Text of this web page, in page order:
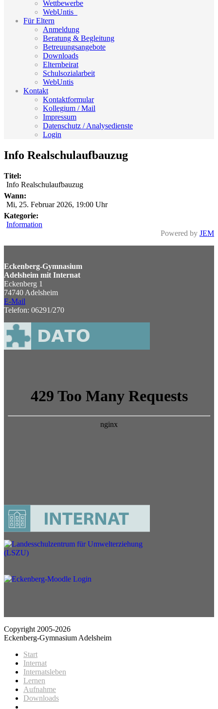
Wettbewerbe
WebUntis_
Für Eltern
Anmeldung
Beratung & Begleitung
Betreuungsangebote
Downloads
Elternbeirat
Schulsozialarbeit
WebUntis
Kontakt
Kontaktformular
Kollegium / Mail
Impressum
Datenschutz / Analysedienste
Login
Info Realschulaufbauzug
Titel:
Info Realschulaufbauzug
Wann:
Mi, 25. Februar 2026, 19:00 Uhr
Kategorie:
Information
Powered by JEM
Eckenberg-Gymnasium
Adelsheim mit Internat
Eckenberg 1
74740 Adelsheim
E-Mail
Telefon: 06291/270
Copyright 2005-2026
Eckenberg-Gymnasium Adelsheim
Start
Internat
Internatsleben
Lernen
Aufnahme
Downloads